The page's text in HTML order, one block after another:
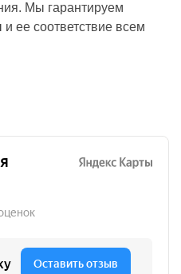
Мы гарантируем
ее соответствие всем